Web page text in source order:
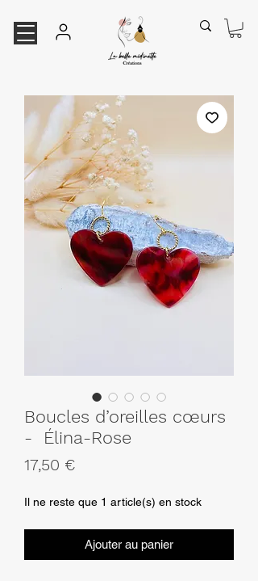
Boucles d’oreilles cœurs
- Élina-Rose
17,50 €
Il ne reste que 1 article(s) en stock
Ajouter au panier